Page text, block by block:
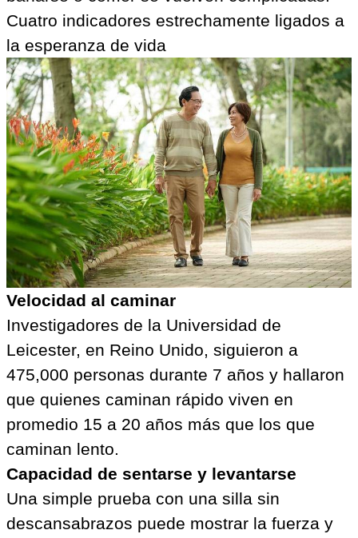
Cuatro indicadores estrechamente ligados a
la esperanza de vida
Velocidad al caminar
Investigadores de la Universidad de
Leicester, en Reino Unido, siguieron a
475,000 personas durante 7 años y hallaron
que quienes caminan rápido viven en
promedio 15 a 20 años más que los que
caminan lento.
Capacidad de sentarse y levantarse
Una simple prueba con una silla sin
descansabrazos puede mostrar la fuerza y